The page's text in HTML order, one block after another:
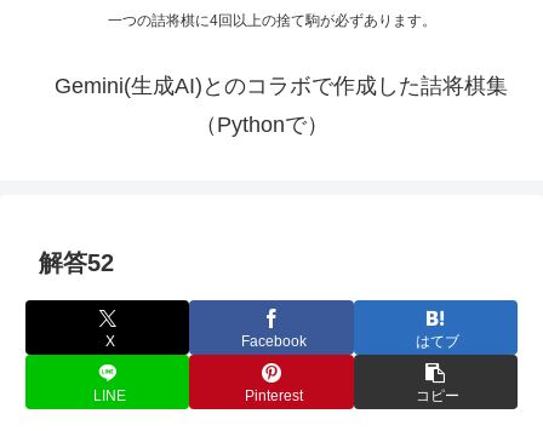
一つの詰将棋に4回以上の捨て駒が必ずあります。
Gemini(生成AI)とのコラボで作成した詰将棋集
（Pythonで）
解答52
X Facebook はてブ
LINE Pinterest コピー